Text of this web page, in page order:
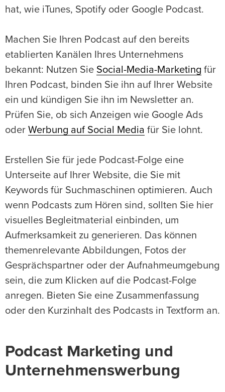
hat, wie iTunes, Spotify oder Google Podcast.
Machen Sie Ihren Podcast auf den bereits
etablierten Kanälen Ihres Unternehmens
bekannt: Nutzen Sie Social-Media-Marketing für
Ihren Podcast, binden Sie ihn auf Ihrer Website
ein und kündigen Sie ihn im Newsletter an.
Prüfen Sie, ob sich Anzeigen wie Google Ads
oder Werbung auf Social Media für Sie lohnt.
Erstellen Sie für jede Podcast-Folge eine
Unterseite auf Ihrer Website, die Sie mit
Keywords für Suchmaschinen optimieren. Auch
wenn Podcasts zum Hören sind, sollten Sie hier
visuelles Begleitmaterial einbinden, um
Aufmerksamkeit zu generieren. Das können
themenrelevante Abbildungen, Fotos der
Gesprächspartner oder der Aufnahmeumgebung
sein, die zum Klicken auf die Podcast-Folge
anregen. Bieten Sie eine Zusammenfassung
oder den Kurzinhalt des Podcasts in Textform an.
Podcast Marketing und
Unternehmenswerbung